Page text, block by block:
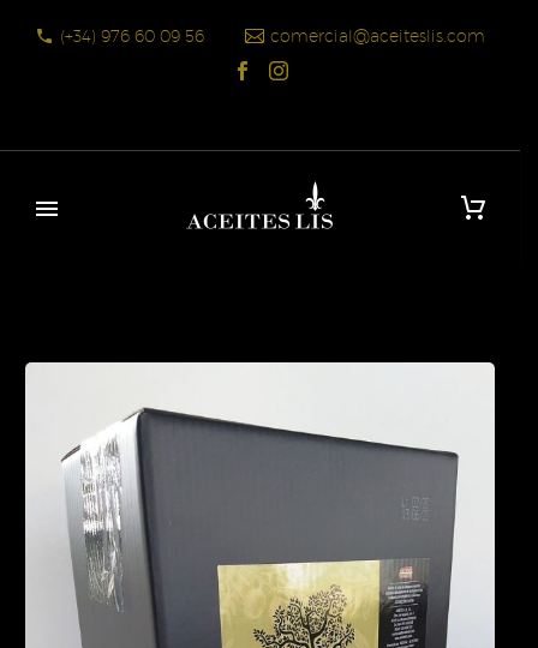
(+34) 976 60 09 56 comercial@aceiteslis.com